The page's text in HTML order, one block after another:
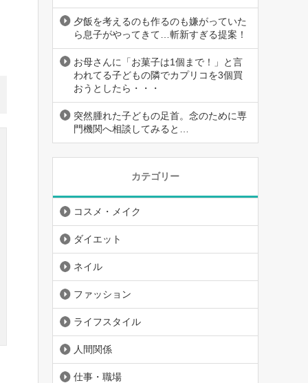
夕飯を考えるのも作るのも嫌がっていた
ら息子がやってきて…斬新すぎる提案！
お母さんに「お菓子は1個まで！」と言
われてる子どもの隣でカプリコを3個買
おうとしたら・・・
突然腫れた子どもの足首。念のために専
門機関へ相談してみると…
カテゴリー
コスメ・メイク
ダイエット
ネイル
ファッション
ライフスタイル
人間関係
仕事・職場